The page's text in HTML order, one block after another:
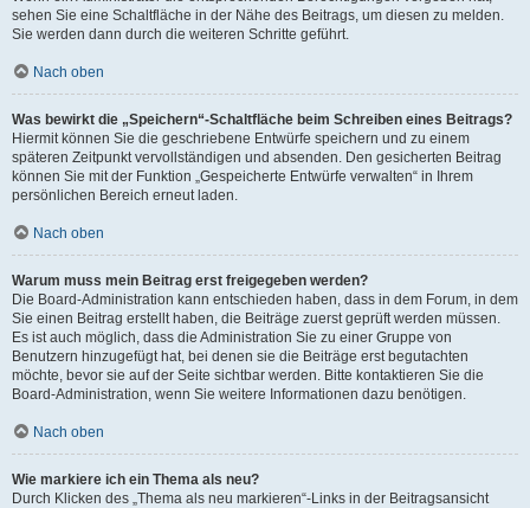
sehen Sie eine Schaltfläche in der Nähe des Beitrags, um diesen zu melden.
Sie werden dann durch die weiteren Schritte geführt.
Nach oben
Was bewirkt die „Speichern“-Schaltfläche beim Schreiben eines Beitrags?
Hiermit können Sie die geschriebene Entwürfe speichern und zu einem
späteren Zeitpunkt vervollständigen und absenden. Den gesicherten Beitrag
können Sie mit der Funktion „Gespeicherte Entwürfe verwalten“ in Ihrem
persönlichen Bereich erneut laden.
Nach oben
Warum muss mein Beitrag erst freigegeben werden?
Die Board-Administration kann entschieden haben, dass in dem Forum, in dem
Sie einen Beitrag erstellt haben, die Beiträge zuerst geprüft werden müssen.
Es ist auch möglich, dass die Administration Sie zu einer Gruppe von
Benutzern hinzugefügt hat, bei denen sie die Beiträge erst begutachten
möchte, bevor sie auf der Seite sichtbar werden. Bitte kontaktieren Sie die
Board-Administration, wenn Sie weitere Informationen dazu benötigen.
Nach oben
Wie markiere ich ein Thema als neu?
Durch Klicken des „Thema als neu markieren“-Links in der Beitragsansicht